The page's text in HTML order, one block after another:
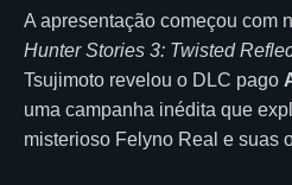
A apresentação começou com
Hunter Stories 3: Twisted
Tsujimoto revelou o DLC pago
uma campanha inédita que
misterioso Felyno Real e suas